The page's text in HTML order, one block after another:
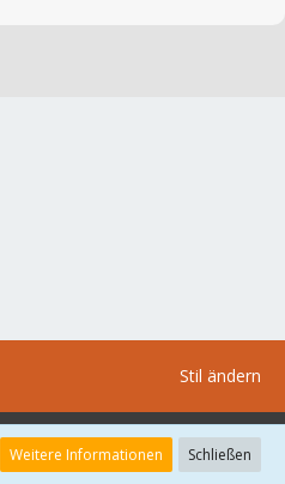
Stil ändern
Weitere Informationen Schließen